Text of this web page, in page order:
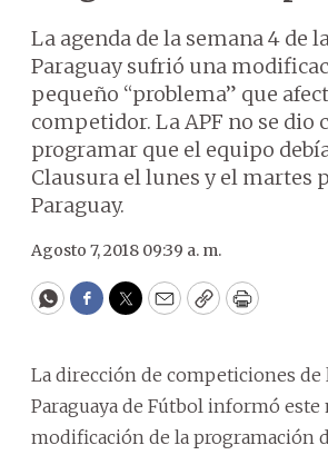
La agenda de la semana 4 de
Paraguay sufrió una
pequeño “problema” que
competidor. La APF no se dio
programar que el equipo
Clausura el lunes y el martes
Paraguay.
Agosto 7, 2018 09:39 a. m.
WhatsApp
Facebook
Twitter
EmailCopyPrint
La dirección de competiciones de
Paraguaya de Fútbol informó este
modificación de la programación